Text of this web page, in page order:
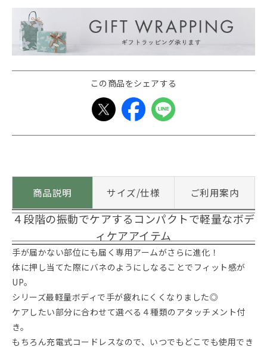
この商品をシェアする
商品説明 サイズ/仕様 ご利用案内
４段階の振動でケアするコンパクトで軽量なボデ
ィケアアイテム
手が届かない部位にも届く専用アームがさらに進化！
体に押し当てた際にバネのようにしなることでフィット感が
UP。
シリーズ最軽量ボディで手が疲れにくくなりました◎
ケアしたい部分に合わせて選べる４種類のアタッチメント付
き。
もちろん充電式コードレスなので、いつでもどこでも使用でき